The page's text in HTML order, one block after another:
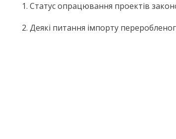
Статус опрацювання проектів
Деякі питання імпорту